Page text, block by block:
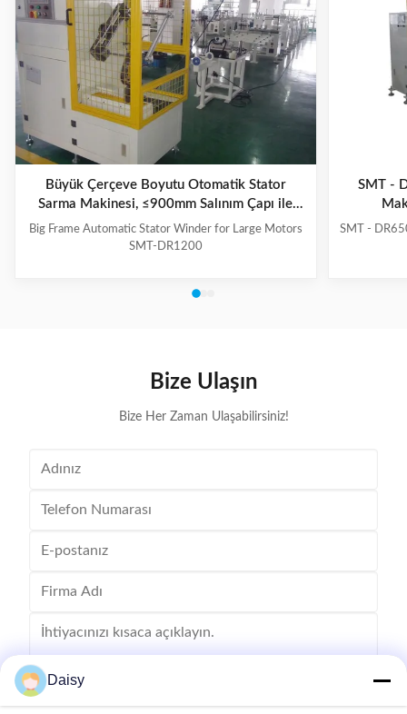
Büyük Çerçeve Boyutu Otomatik Stator
Sarma Makinesi, ≤900mm Salınım Çapı ile
Büyük Motorlar İçin
Big Frame Automatic Stator Winder for Large Motors
SMT-DR1200
SMT -
SMT -
Bize Ulaşın
Bize Her Zaman Ulaşabilirsiniz!
Daisy